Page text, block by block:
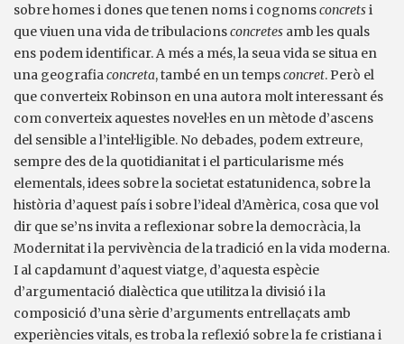
sobre homes i dones que tenen noms i cognomsconcretsi
que viuen una vida de tribulacionsconcretes amb les quals
ens podem identificar. A més a més, la seua vida se situa en
una geografia concreta, també en un tempsconcret. Però el
que converteix Robinson en una autora molt interessant és
com converteix aquestes novel·les en un mètode d’ascens
del sensible a l’intel·ligible. No debades, podem extreure,
sempre des de la quotidianitat i el particularisme més
elementals, idees sobre la societat estatunidenca, sobre la
història d’aquest país i sobre l’ideal d’Amèrica, cosa que vol
dir que se’ns invita a reflexionar sobre la democràcia, la
Modernitat i la pervivència de la tradició en la vida moderna.
I al capdamunt d’aquest viatge, d’aquesta espècie
d’argumentació dialèctica que utilitza la divisió i la
composició d’una sèrie d’arguments entrellaçats amb
experiències vitals, es troba la reflexió sobre la fe cristiana i